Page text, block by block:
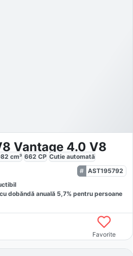
Vantage 4.0 V8
cm³ 662 CP Cutie automată
AST195792
cu dobăndă anuală 5,7% pentru persoane
Favorite